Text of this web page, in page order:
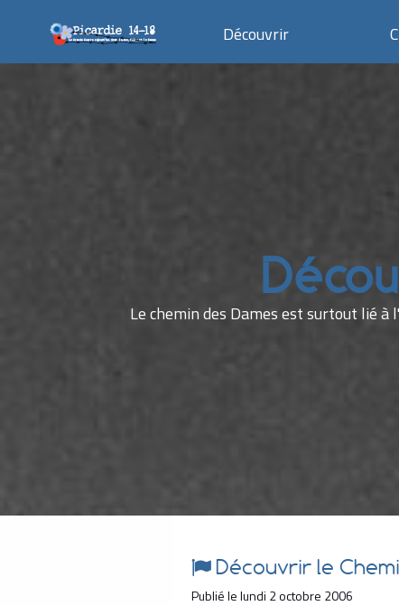
Découvrir
Le chemin des Dames est surtout lié
Découvrir le
Publié le lundi 2 octobre 2006